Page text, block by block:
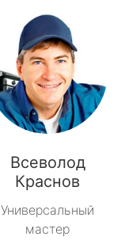
Всеволод
Краснов
Универсальный
мастер